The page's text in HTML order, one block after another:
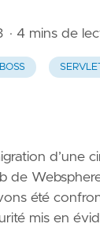
· 4 mins de
d’une
de
été
mis en